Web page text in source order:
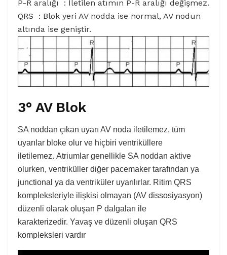
P-R aralığı : İletilen atımın P-R aralığı değişmez.
QRS : Blok yeri AV nodda ise normal, AV nodun
altında ise geniştir.
3° AV Blok
SA noddan çıkan uyarı AV noda iletilemez, tüm
uyarılar bloke olur ve hiçbiri ventriküllere
iletilemez. Atriumlar genellikle SA noddan aktive
olurken, ventriküller diğer pacemaker tarafından ya
junctional ya da ventriküler uyarılırlar. Ritim QRS
kompleksleriyle ilişkisi olmayan (AV dissosiyasyon)
düzenli olarak oluşan P dalgaları ile
karakterizedir. Yavaş ve düzenli oluşan QRS
kompleksleri vardır